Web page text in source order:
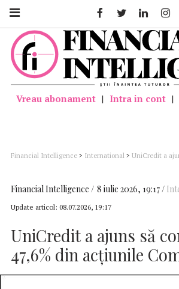
Vreau abonament | Intra in cont |
Financial Intelligence > International > UniCredit a
Financial Intelligence 8 iulie 2026, 19:17
Update articol: 08.07.2026, 19:17
UniCredit a ajuns să
47,6% din acţiunile
FacebookTwitter Linkedin